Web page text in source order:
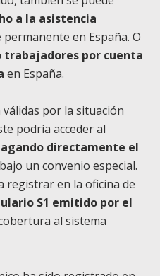
a la asistencia
permanente en España. O
trabajadores por cuenta
en España.
por la situación
podría acceder al
directamente el
un convenio especial.
registrar en la oficina de
S1 emitido por el
al sistema